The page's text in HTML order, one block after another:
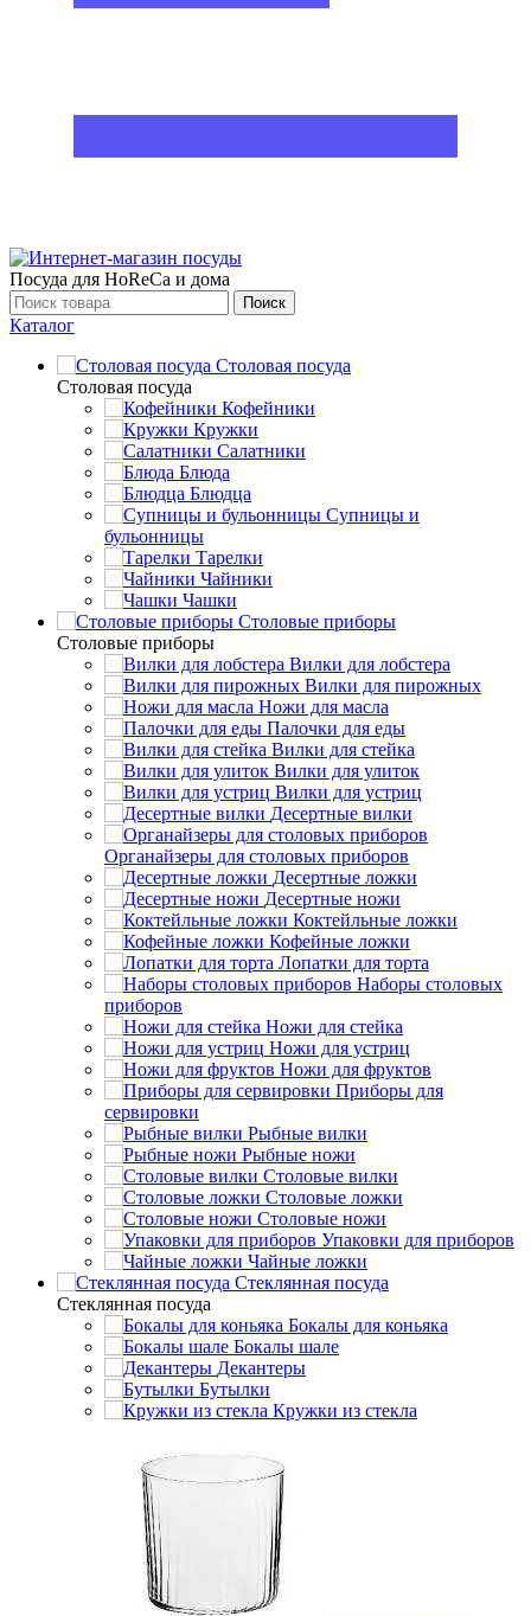
Посуда для HoReCa и дома
Поиск
Каталог
Столовая посуда
Столовая посуда
Кофейники
Кружки
Салатники
Блюда
Блюдца
Супницы и
бульонницы
Тарелки
Чайники
Чашки
Cтоловые приборы
Cтоловые приборы
Вилки для лобстера
Вилки для пирожных
Ножи для масла
Палочки для еды
Вилки для стейка
Вилки для улиток
Вилки для устриц
Десертные вилки
Органайзеры для столовых приборов
Десертные ложки
Десертные ножи
Коктейльные ложки
Кофейные ложки
Лопатки для торта
Наборы столовых
приборов
Ножи для стейка
Ножи для устриц
Ножи для фруктов
Приборы для
сервировки
Рыбные вилки
Рыбные ножи
Столовые вилки
Столовые ложки
Столовые ножи
Упаковки для приборов
Чайные ложки
Стеклянная посуда
Стеклянная посуда
Бокалы для коньяка
Бокалы шале
Декантеры
Бутылки
Кружки из стекла